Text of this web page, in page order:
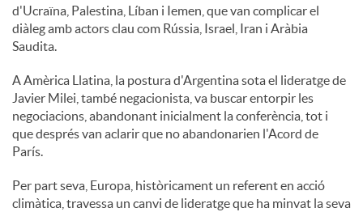
u
t
s
d'Ucraïna, Palestina, Líban i Iemen, que van complicar el
diàleg amb actors clau com Rússia, Israel, Iran i Aràbia
Saudita.
A Amèrica Llatina, la postura d'Argentina sota el lideratge de
Javier Milei, també negacionista, va buscar entorpir les
negociacions, abandonant inicialment la conferència, tot i
que després van aclarir que no abandonarien l'Acord de
París.
Per part seva, Europa, històricament un referent en acció
climàtica, travessa un canvi de lideratge que ha minvat la seva